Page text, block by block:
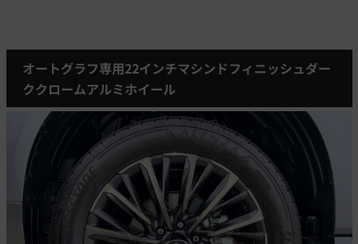
オートグラフ専用22インチマシンドフィニッシュダー
ククロームアルミホイール